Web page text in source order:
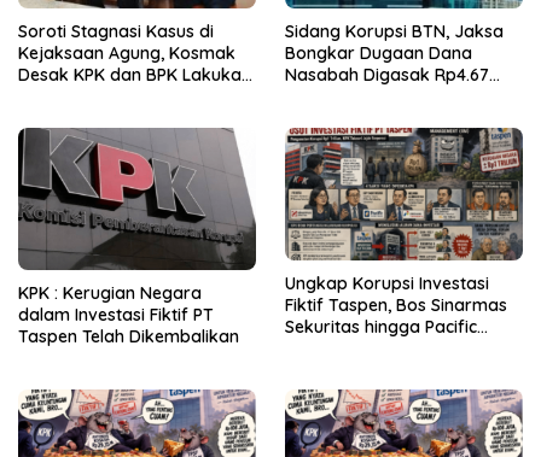
Soroti Stagnasi Kasus di
Kejaksaan Agung, Kosmak
Desak KPK dan BPK Lakukan
Sidang Korupsi BTN, Jaksa
Bongkar Dugaan Dana
Nasabah Digasak Rp4.67
KPK : Kerugian Negara
dalam Investasi Fiktif PT
Taspen Telah Dikembalikan
Ungkap Korupsi Investasi
Fiktif Taspen, Bos Sinarmas
Sekuritas hingga Pacific